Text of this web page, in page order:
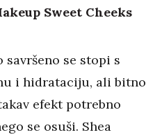
Sweet Cheeks
se stopi s
i hidrataciju, ali bitno
efekt potrebno
se osuši. Shea